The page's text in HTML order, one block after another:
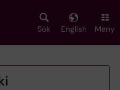
Sök English Meny